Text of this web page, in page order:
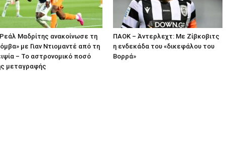
Μαδρίτης ανακοίνωσε τη
με Γιαν Ντιομαντέ από τη
– Το αστρονομικό ποσό
μεταγραφής
ΠΑΟΚ – Άντερλεχτ: Με Ζίβκοβιτς
η ενδεκάδα του «δικεφάλου του
Βορρά»